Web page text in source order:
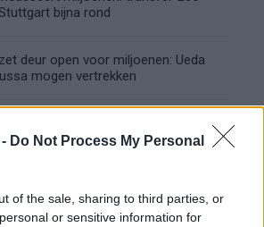
Do Not Process My Personal
of the sale, sharing to third parties, or
or sensitive information for
bijna rond
deur open voor miljoenen: Ueda
mogen vertrekken
programma